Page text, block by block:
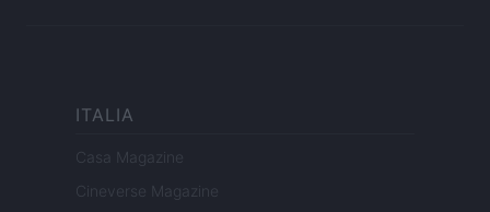
ITALIA
Casa Magazine
Cineverse Magazine